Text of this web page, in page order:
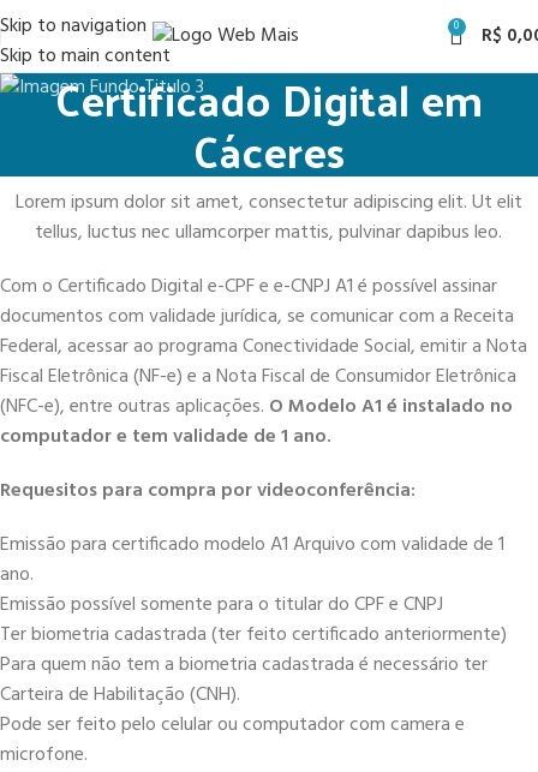
Skip to navigation
Skip to main content
0 R$
Certificado Digital em
Cáceres
Lorem ipsum dolor sit amet, consectetur adipiscing elit. Ut elit
tellus, luctus nec ullamcorper mattis, pulvinar dapibus leo.
Com o Certificado Digital e-CPF e e-CNPJ A1 é possível assinar
documentos com validade jurídica, se comunicar com a Receita
Federal, acessar ao programa Conectividade Social, emitir a Nota
Fiscal Eletrônica (NF-e) e a Nota Fiscal de Consumidor Eletrônica
(NFC-e), entre outras aplicações. O Modelo A1 é instalado no
computador e tem validade de 1 ano.
Requesitos para compra por videoconferência:
Emissão para certificado modelo A1 Arquivo com validade de 1
ano.
Emissão possível somente para o titular do CPF e CNPJ
Ter biometria cadastrada (ter feito certificado anteriormente)
Para quem não tem a biometria cadastrada é necessário ter
Carteira de Habilitação (CNH).
Pode ser feito pelo celular ou computador com camera e
microfone.